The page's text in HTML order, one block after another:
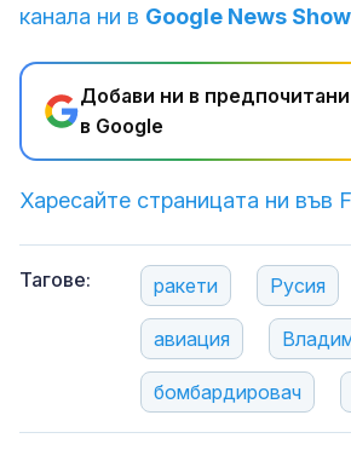
канала ни в Google News
Добави ни в
в Google
Харесайте страницата ни във
Тагове: ракети Русия
авиация
бомбардировач